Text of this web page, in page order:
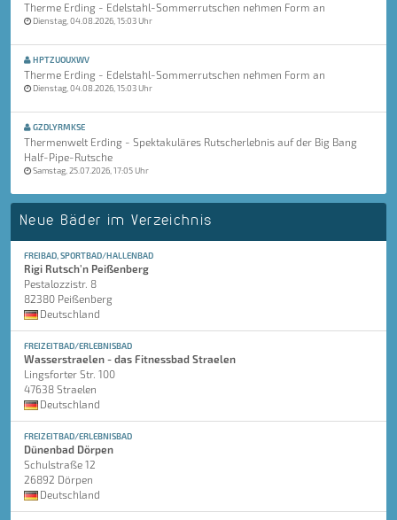
Therme Erding - Edelstahl-Sommerrutschen nehmen Form an
Dienstag, 04.08.2026, 15:03 Uhr
HPTZUOUXWV
Therme Erding - Edelstahl-Sommerrutschen nehmen Form an
Dienstag, 04.08.2026, 15:03 Uhr
GZDLYRMKSE
Thermenwelt Erding - Spektakuläres Rutscherlebnis auf der Big Bang
Half-Pipe-Rutsche
Samstag, 25.07.2026, 17:05 Uhr
Neue Bäder im Verzeichnis
FREIBAD, SPORTBAD/HALLENBAD
Rigi Rutsch'n Peißenberg
Pestalozzistr. 8
82380 Peißenberg
Deutschland
FREIZEITBAD/ERLEBNISBAD
Wasserstraelen - das Fitnessbad Straelen
Lingsforter Str. 100
47638 Straelen
Deutschland
FREIZEITBAD/ERLEBNISBAD
Dünenbad Dörpen
Schulstraße 12
26892 Dörpen
Deutschland